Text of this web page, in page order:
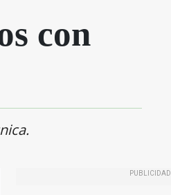
con
PUBLICIDAD